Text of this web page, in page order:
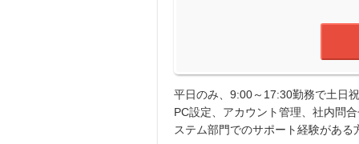
平日のみ、9:00～17:30勤務で土日
PC設定、アカウント管理、社内問
ステム部門でのサポート経験がある